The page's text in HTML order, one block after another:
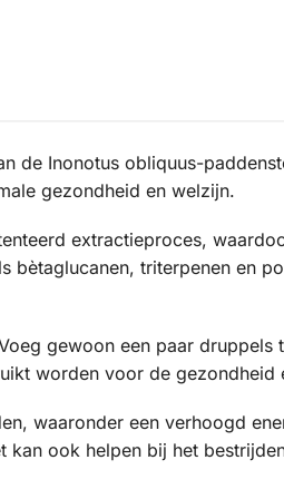
de Inonotus obliquus-
gezondheid en welzijn.
extractieproces,
triterpenen en
gewoon een paar
worden voor de gezondheid
waaronder een verhoogd
ook helpen bij het